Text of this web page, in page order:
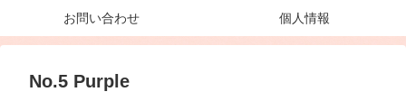
お問い合わせ 個人情報
No.5 Purple